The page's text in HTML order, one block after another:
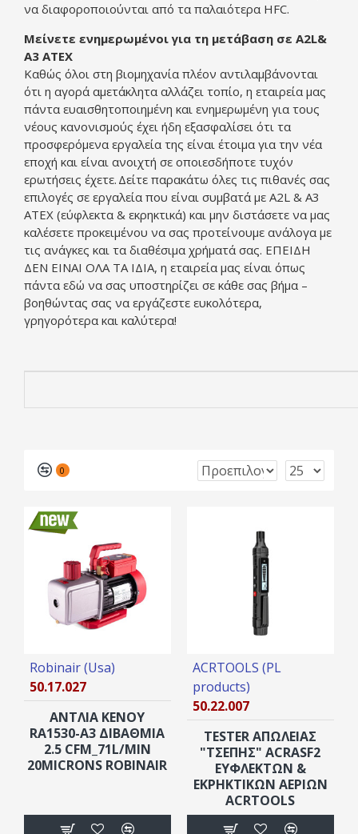
να διαφοροποιούνται από τα παλαιότερα HFC.
Μείνετε ενημερωμένοι για τη μετάβαση σε A2L&
A3 ATEX
Καθώς όλοι στη βιομηχανία πλέον αντιλαμβάνονται
ότι η αγορά αμετάκλητα αλλάζει τοπίο, η εταιρεία μας
πάντα ευαισθητοποιημένη και ενημερωμένη για τους
νέους κανονισμούς έχει ήδη εξασφαλίσει ότι τα
προσφερόμενα εργαλεία της είναι έτοιμα για την νέα
εποχή και είναι ανοιχτή σε οποιεσδήποτε τυχόν
ερωτήσεις έχετε. Δείτε παρακάτω όλες τις πιθανές σας
επιλογές σε εργαλεία που είναι συμβατά με A2L & A3
ATEX (εύφλεκτα & εκρηκτικά) και μην διστάσετε να μας
καλέσετε προκειμένου να σας προτείνουμε ανάλογα με
τις ανάγκες και τα διαθέσιμα χρήματά σας. ΕΠΕΙΔΗ
ΔΕΝ ΕΙΝΑΙ ΟΛΑ ΤΑ ΙΔΙΑ, η εταιρεία μας είναι όπως
πάντα εδώ να σας υποστηρίζει σε κάθε σας βήμα –
βοηθώντας σας να εργάζεστε ευκολότερα,
γρηγορότερα και καλύτερα!
0
Robinair (Usa)
50.17.027
ANTΛΙΑ ΚΕΝΟΥ
RA1530-A3 ΔΙΒΑΘΜΙΑ
2.5 CFM_71L/MIN
20MICRONS ROBINAIR
ACRTOOLS (PL
products)
50.22.007
TESTER ΑΠΩΛΕΙΑΣ
"TΣΈΠΗΣ" ACRASF2
ΕΥΦΛΕΚΤΩΝ &
ΕΚΡΗΚΤΙΚΩΝ ΑΕΡΙΩΝ
ACRTOOLS